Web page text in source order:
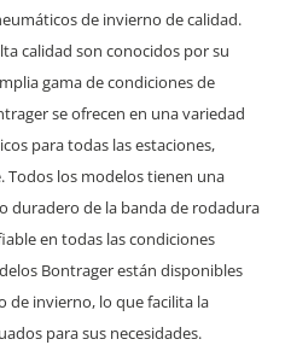
de invierno de calidad.
calidad son conocidos por su
gama de condiciones de
se ofrecen en una variedad
para todas las estaciones,
los modelos tienen una
duradero de la banda de rodadura
en todas las condiciones
Bontrager están disponibles
de invierno, lo que facilita la
para sus necesidades.